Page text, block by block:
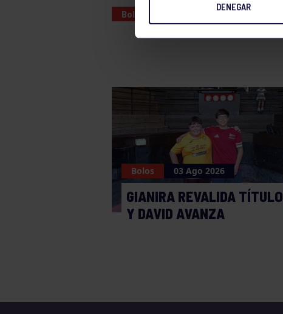
DENEGAR
Bolos 02 FEB 2023
Bolos 03 Ago 2026
GIANIRA REVALIDA TÍTULO
Y DAVID AVANZA